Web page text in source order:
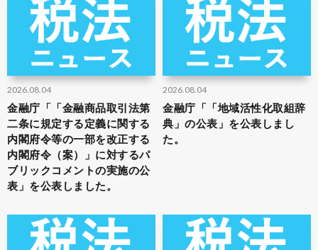
2026.08.04
金融庁「「金融商品取引法第
二条に規定する定義に関する
内閣府令等の一部を改正する
内閣府令（案）」に対するパ
ブリックコメントの実施の公
表」を公表しました。
2026.08.04
金融庁「「地域活性化取組辞
典」の公表」を公表しまし
た。